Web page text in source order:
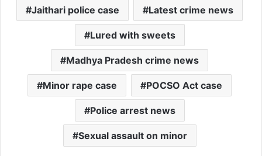
Jaithari police case Latest crime news
Lured with sweets
Madhya Pradesh crime news
Minor rape case POCSO Act case
Police arrest news
Sexual assault on minor